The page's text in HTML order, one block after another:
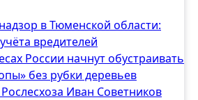
в Тюменской области:
вредителей
России начнут обустраивать
без рубки деревьев
Иван Советников